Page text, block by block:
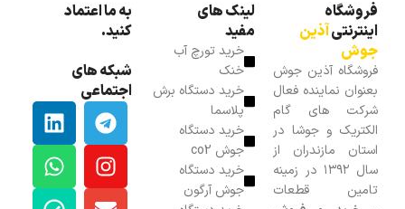
فروشگاه
اینترنتیآذین
جوش
فروشگاه آذین جوش
بعنوان نماینده فعال
شرکت های گام
الکتریک و جوشا در
استان مازندران از
سال ۱۳۹۲ در زمینه
تامین قطعات
لینک های
مفید
خرید تورچ آب
خنک
خرید دستگاه برش
پلاسما
خرید دستگاه
جوش co2
خرید دستگاه
جوش آرگون
به ما اعتماد
کنید.
شبکه های
اجتماعی